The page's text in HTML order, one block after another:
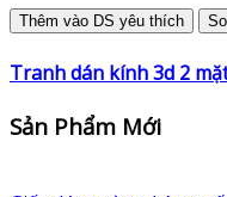
Thêm vào DS yêu thích
Tranh dán kính 3d 2
Sản Phẩm Mới